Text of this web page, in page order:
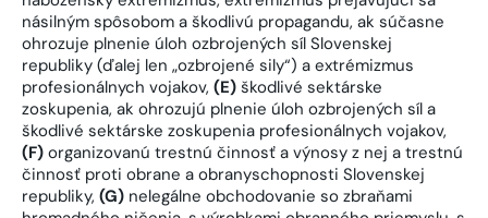
násilným spôsobom a škodlivú propagandu, ak súčasne
ohrozuje plnenie úloh ozbrojených síl Slovenskej
republiky (ďalej len „ozbrojené sily“) a extrémizmus
profesionálnych vojakov, (E) škodlivé sektárske
zoskupenia, ak ohrozujú plnenie úloh ozbrojených síl a
škodlivé sektárske zoskupenia profesionálnych vojakov,
(F) organizovanú trestnú činnosť a výnosy z nej a trestnú
činnosť proti obrane a obranyschopnosti Slovenskej
republiky, (G) nelegálne obchodovanie so zbraňami